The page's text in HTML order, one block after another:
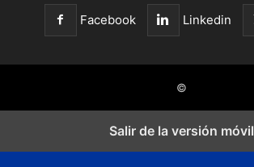
Facebook Linkedin
©
Salir de la versión móvil
Cerrar los ajustes de cookies RGPD